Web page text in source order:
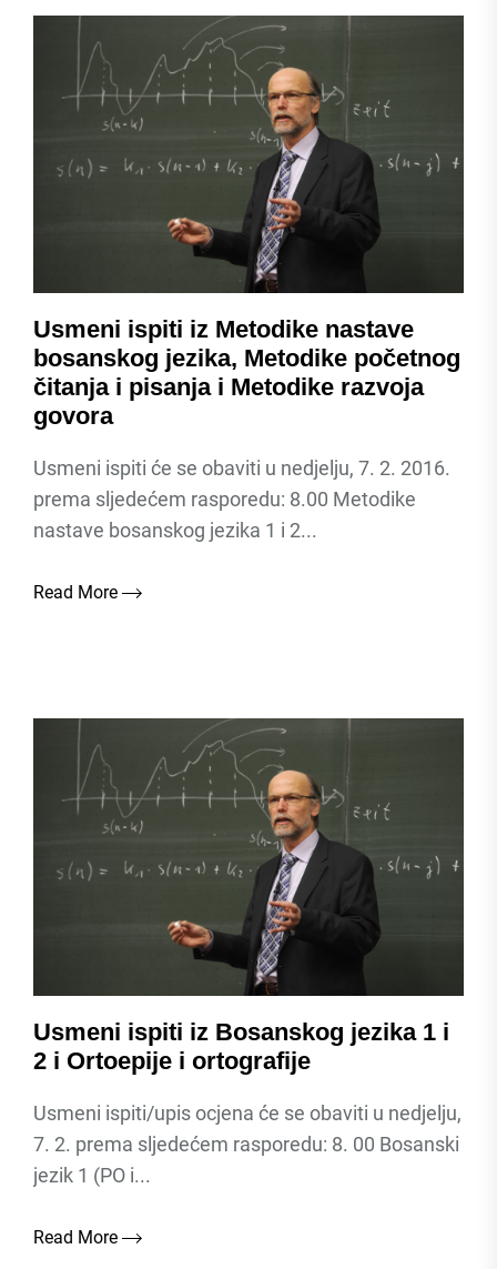
Usmeni ispiti iz Metodike nastave
bosanskog jezika, Metodike početnog
čitanja i pisanja i Metodike razvoja
govora
Usmeni ispiti će se obaviti u nedjelju, 7. 2. 2016.
prema sljedećem rasporedu: 8.00 Metodike
nastave bosanskog jezika 1 i 2...
Read More
Usmeni ispiti iz Bosanskog jezika 1 i
2 i Ortoepije i ortografije
Usmeni ispiti/upis ocjena će se obaviti u nedjelju,
7. 2. prema sljedećem rasporedu: 8. 00 Bosanski
jezik 1 (PO i...
Read More